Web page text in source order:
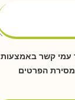
עמי קשר באמצעות
מסירת הפרטים